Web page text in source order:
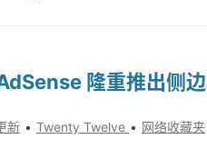
隆重推出侧
新 Twenty Twelve 网络收藏夹